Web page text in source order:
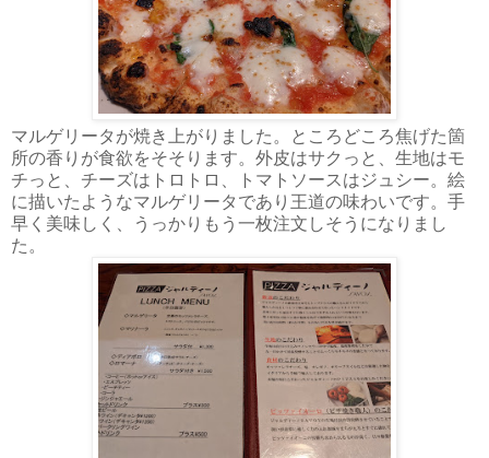
マルゲリータが焼き上がりました。ところどころ焦げた箇
所の香りが食欲をそそります。外皮はサクっと、生地はモ
チっと、チーズはトロトロ、トマトソースはジュシー。絵
に描いたようなマルゲリータであり王道の味わいです。手
早く美味しく、うっかりもう一枚注文しそうになりまし
た。